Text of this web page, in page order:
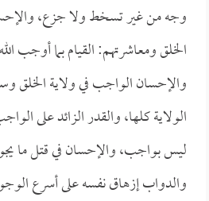
وجه من غير تسخط ولا جزع،
الخلق ومعاشرتهم: القيام بما أوجب
والإحسان الواجب في ولاية الخلق
الولاية كلها، والقدر الزائد على
ليس بواجب، والإحسان في قتل ما
والدواب إزهاق نفسه على أسرع